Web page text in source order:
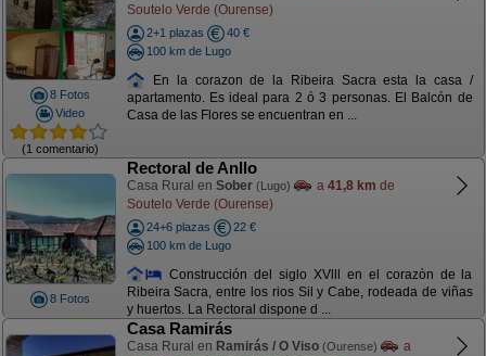
8 Fotos
Video
(1 comentario)
Soutelo Verde (Ourense)
2+1 plazas
40 €
100 km de Lugo
En la corazon de la Ribeira Sacra esta la casa /
apartamento. Es ideal para 2 ó 3 personas. El Balcón de
Casa de las Flores se encuentran en ...
8 Fotos
Rectoral de Anllo
Casa Rural en Sober (Lugo) a 41,8 km de
Soutelo Verde (Ourense)
24+6 plazas
22 €
100 km de Lugo
Construcción del siglo XVlll en el corazòn de la
Ribeira Sacra, entre los rios Sil y Cabe, rodeada de viñas
y huertos. La Rectoral dispone d ...
Casa Ramirás
Casa Rural en Ramirás / O Viso (Ourense)
a